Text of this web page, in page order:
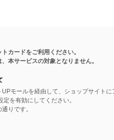
カードをご利用ください。
本サービスの対象となりません。
モールを経由して、ショップサイトに
を有効にしてください。
りです。